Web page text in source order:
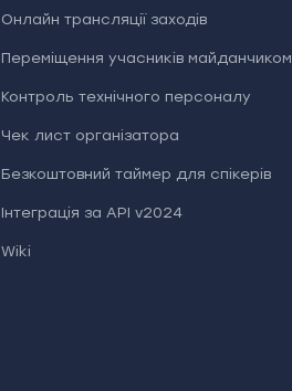
Онлайн трансляції заходів
Переміщення учасників майданчиком
Контроль технічного персоналу
Чек лист організатора
Безкоштовний таймер для спікерів
Інтеграція за API v2024
Wiki